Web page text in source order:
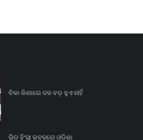
ବିକା କିଣାରେ ଦଳ ବଡ଼ ହୁଏ ନାହିଁ
ଭିଡ଼ ହିଂସା କବଳରେ ଓଡ଼ିଶା